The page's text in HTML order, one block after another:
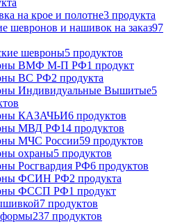
на крое и полотне3 продукта
шевронов и нашивок на заказ97
шевроны5 продуктов
ВМФ М-П РФ1 продукт
ВС РФ2 продукта
Индивидуальные Вышитые5
КАЗАЧЬИ6 продуктов
МВД РФ14 продуктов
МЧС России59 продуктов
охраны5 продуктов
Росгвардия РФ6 продуктов
ФСИН РФ2 продукта
ФССП РФ1 продукт
7 продуктов
формы237 продуктов